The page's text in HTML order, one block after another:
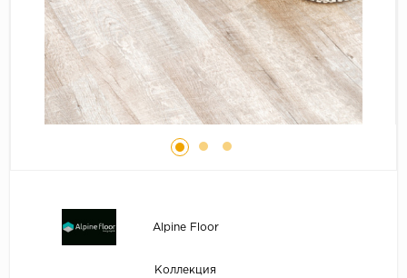
Дуб светлый
Коричневый
Страна
Австрия
Alpine Floor
Коллекция